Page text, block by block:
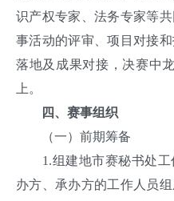
识产权专家、法务专家等
事活动的评审、项目对接
落地及成果对接，决赛中
上。
四、赛事组织
（一）前期筹备
1.组建地市赛秘书处工
办方、承办方的工作人员